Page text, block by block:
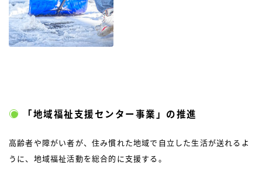
「地域福祉支援センター事業」の推進
高齢者や障がい者が、住み慣れた地域で自立した生活が送れるよ
うに、地域福祉活動を総合的に支援する。